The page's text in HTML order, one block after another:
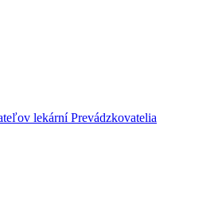
lekární Prevádzkovatelia